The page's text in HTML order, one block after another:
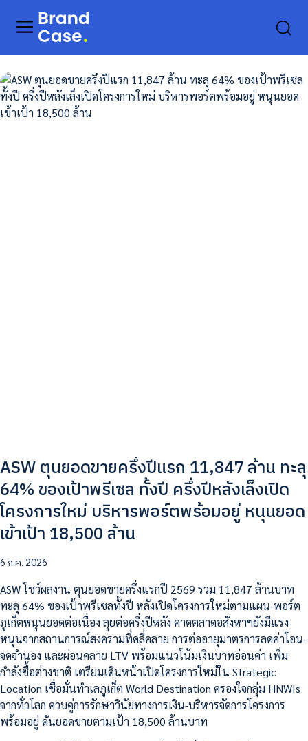
ASW ตุนยอดขายครึ่งปีแรก 11,847 ล้าน ทะลุ
64% ของเป้าพรีเซล ทั้งปี ครึ่งปีหลังเล็งเปิด
โครงการใหม่ บริหารพอร์ตพร้อมอยู่ หนุนยอด
เข้าเป้า 18,500 ล้าน
6 ก.ค. 2026
ASW โชว์ผลงาน ตุนยอดขายครึ่งแรกปี 2569 รวม 11,847 ล้านบาท
ทะลุ 64% ของเป้าพรีเซลทั้งปี หลังเปิดโครงการใหม่ตามแผน-พอร์ต
ภูเก็ตหนุนยอดต่อเนื่อง ลุยต่อครึ่งปีหลัง คาดตลาดอสังหาฯยังมีแรง
หนุนจากสถานการณ์สงครามที่คลี่คลาย การต่ออายุมาตรการลดค่าโอน-
จดจำนอง และผ่อนคลาย LTV พร้อมแนวโน้มเงินบาทอ่อนค่า เพิ่ม
กำลังซื้อต่างชาติ เตรียมเดินหน้าเปิดโครงการใหม่ใน Strategic
Location เชื่อมั่นทำเลภูเก็ต World Destination ครองใจกลุ่ม HNWIs
จากทั่วโลก ควบคู่การรักษาวินัยทางการเงิน-บริหารจัดการโครงการ
พร้อมอยู่ ดันยอดขายตามเป้า 18,500 ล้านบาท